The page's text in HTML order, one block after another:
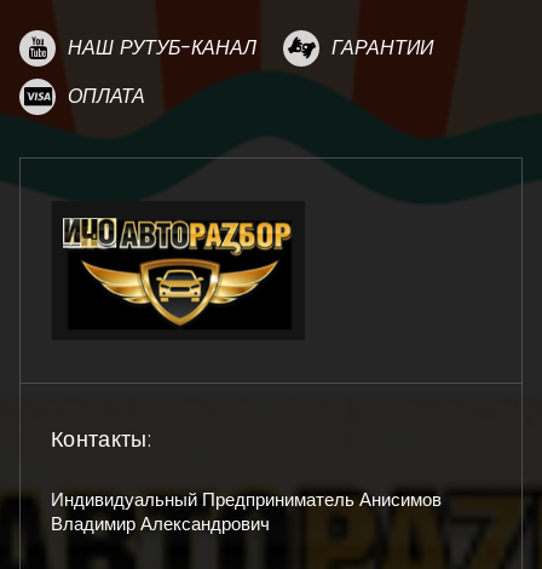
НАШ РУТУБ-КАНАЛ
ГАРАНТИИ
ОПЛАТА
Контакты:
Индивидуальный Предприниматель Анисимов
Владимир Александрович